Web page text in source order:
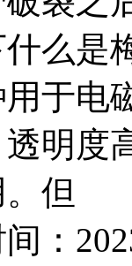
么是
于电
明度
但
：